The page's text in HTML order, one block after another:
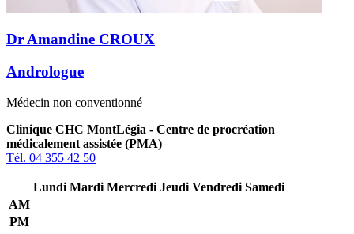
Dr Amandine CROUX
Andrologue
Médecin non conventionné
Clinique CHC MontLégia - Centre de procréation
médicalement assistée (PMA)
Tél. 04 355 42 50
Lundi Mardi Mercredi Jeudi Vendredi Samedi
AM
PM